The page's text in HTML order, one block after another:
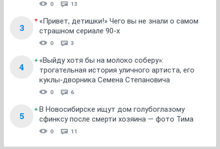
0 13
3
«Привет, детишки!» Чего вы не знали о самом
страшном сериале 90-х
0 3
4
«Выйду хотя бы на молоко соберу»:
трогательная история уличного артиста, его
куклы-дворника Семена Степановича
0 6
5
В Новосибирске ищут дом голубоглазому
сфинксу после смерти хозяина — фото Тима
0 11